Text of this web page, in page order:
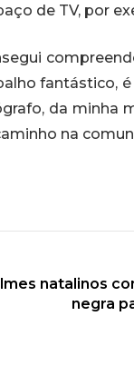
de TV, por
fantástico,
da minha
na
natalinos
negra